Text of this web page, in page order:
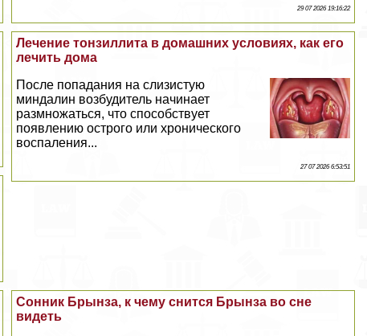
29 07 2026 19:16:22
Лечение тонзиллита в домашних условиях, как его
лечить дома
После попадания на слизистую
миндалин возбудитель начинает
размножаться, что способствует
появлению острого или хронического
воспаления...
27 07 2026 6:53:51
Сонник Брынза, к чему снится Брынза во сне
видеть